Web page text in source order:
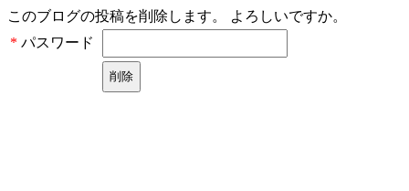
このブログの投稿を削除します。 よろしいですか。
パスワード